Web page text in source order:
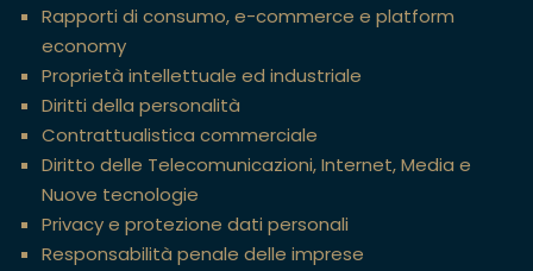
Rapporti di consumo, e-commerce e platform
economy
Proprietà intellettuale ed industriale
Diritti della personalità
Contrattualistica commerciale
Diritto delle Telecomunicazioni, Internet, Media e
Nuove tecnologie
Privacy e protezione dati personali
Responsabilità penale delle imprese